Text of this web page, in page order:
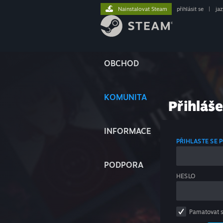
OBCHOD
KOMUNITA
INFORMACE
PODPORA
Nainstalovat Steam přihlásit se
PŘIHLASTE SE
HESLO
Pamatovat